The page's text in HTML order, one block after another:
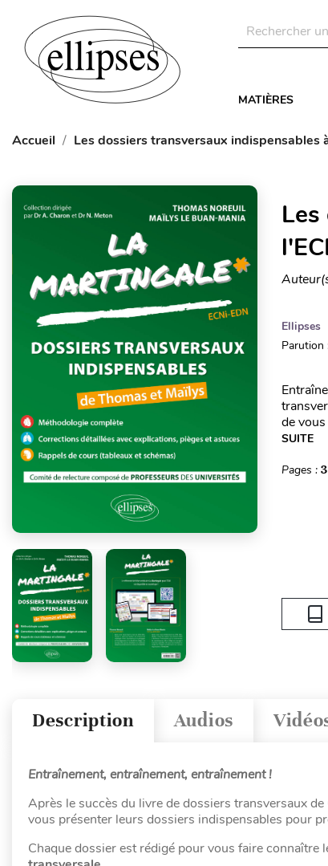
MATIÈRES
Accueil Les dossiers transversaux indispensables
Ellipses
de
SUITE
Pages :
Audios
Description
Entraînement, entraînement, entraînement !
Après le succès du livre de dossiers transversaux
vous présenter leurs dossiers indispensables pour
Chaque dossier est rédigé pour vous faire connaître